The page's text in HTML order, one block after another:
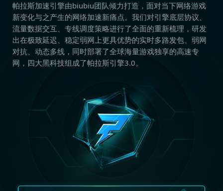
帕拉斯加速引擎由biubiu团队倾力打造，面对当下网络游戏
新变化与之产生的网络加速新痛点。我们对引擎底层协议、
流量数据交互、专线调度策略进行了全面的重新梳理，研发
出在极致延迟、稳定弱网上更具优势的实时多路发包、弱网
对抗、动态多线，同时部署了全球海量游戏独享的高速专
网，四大黑科技组成了帕拉斯引擎3.0。